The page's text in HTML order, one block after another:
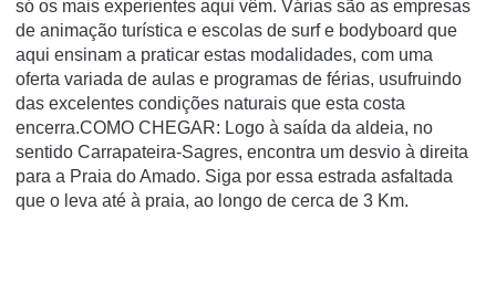
só os mais experientes aqui vêm. Várias são as empresas
de animação turística e escolas de surf e bodyboard que
aqui ensinam a praticar estas modalidades, com uma
oferta variada de aulas e programas de férias, usufruindo
das excelentes condições naturais que esta costa
encerra.COMO CHEGAR: Logo à saída da aldeia, no
sentido Carrapateira-Sagres, encontra um desvio à direita
para a Praia do Amado. Siga por essa estrada asfaltada
que o leva até à praia, ao longo de cerca de 3 Km.